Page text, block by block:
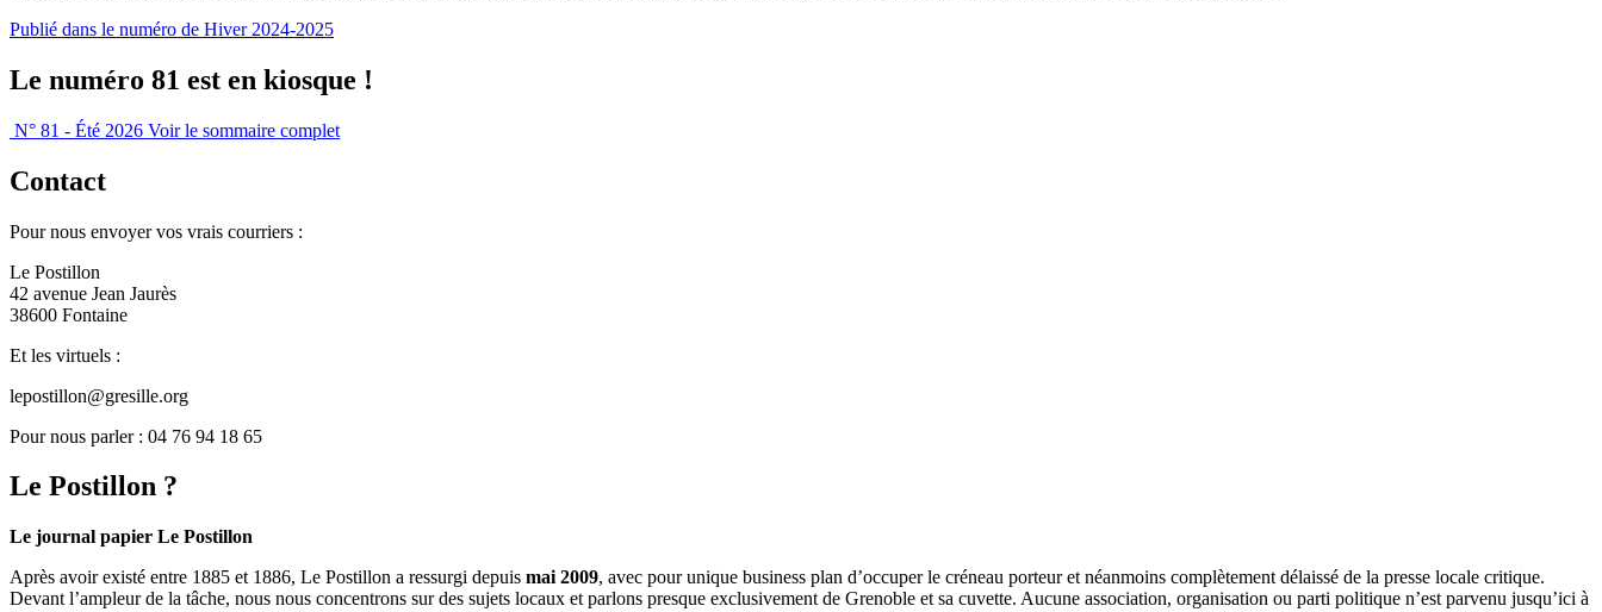
Publié dans le numéro de Hiver 2024-2025
Le numéro 81 est en kiosque !
N° 81 - Été 2026 Voir le sommaire complet
Contact
Pour nous envoyer vos vrais courriers :
Le Postillon
42 avenue Jean Jaurès
38600 Fontaine
Et les virtuels :
lepostillon@gresille.org
Pour nous parler : 04 76 94 18 65
Le Postillon ?
Le journal papier Le Postillon
Après avoir existé entre 1885 et 1886, Le Postillon a ressurgi depuis mai 2009, avec pour unique business plan d’occuper le créneau porteur et néanmoins complètement délaissé de la presse locale critique.
Devant l’ampleur de la tâche, nous nous concentrons sur des sujets locaux et parlons presque exclusivement de Grenoble et sa cuvette. Aucune association, organisation ou parti politique n’est parvenu jusqu’ici à